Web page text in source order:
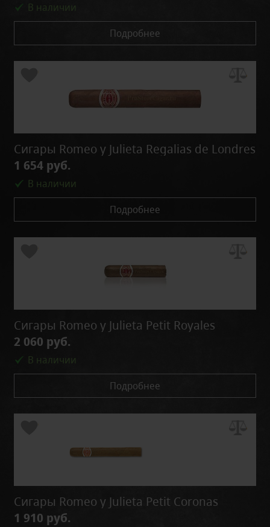
В наличии
Подробнее
Сигары Romeo y Julieta Regalias de Londres
1 654 руб.
В наличии
Подробнее
Сигары Romeo y Julieta Petit Royales
2 060 руб.
В наличии
Подробнее
Сигары Romeo y Julieta Petit Coronas
1 910 руб.